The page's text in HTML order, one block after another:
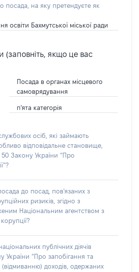
посада, на яку претендуєте як
освіти Бахмутської міської ради
(заповніть, якщо це вас
Посада в органах місцевого
самоврядування
п'ята категорія
осіб, які займають
відповідальне становище,
50 Закону України “Про
до посад, пов'язаних з
ризиків, згідно з
Національним агентством з
публічних діячів
України “Про запобігання та
(відмиванню) доходів, одержаних